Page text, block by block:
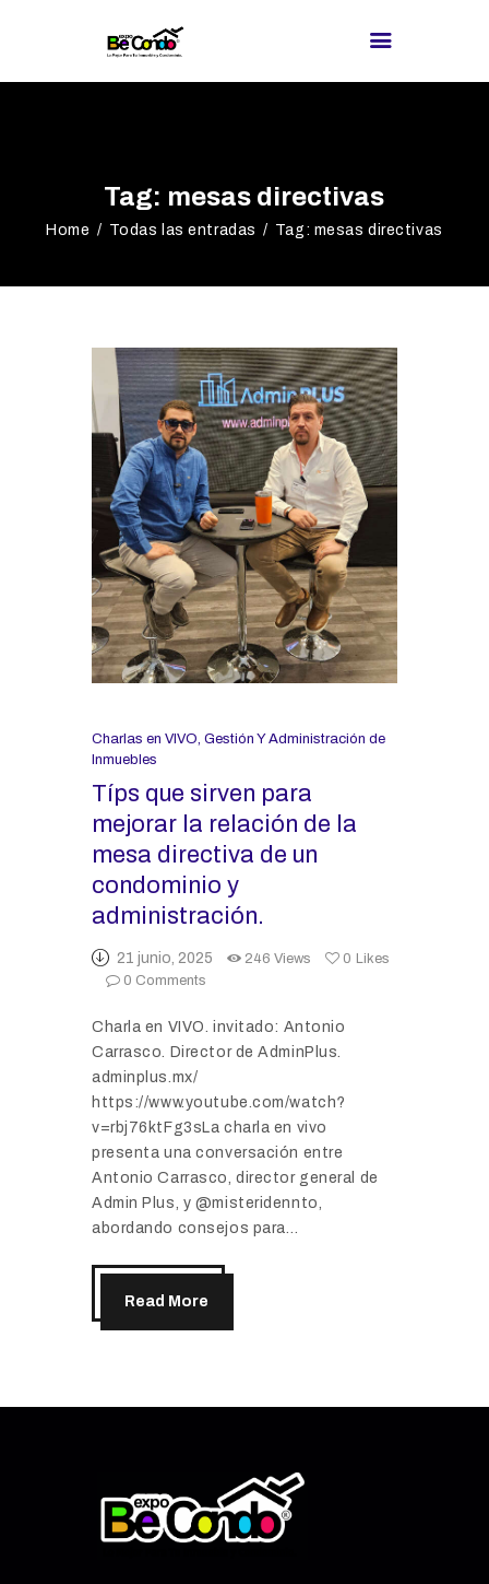
Tag: mesas directivas
Home Todas las entradas Tag: mesas directivas
PROVEEDORES
¿BUSCAS
BLOG
REDES
Charlas en VIVO, Gestión Y Administración de
Inmuebles
Típs que sirven para
mejorar la relación de la
mesa directiva de un
condominio y
administración.
21 junio, 2025 246 Views 0 Likes
0 Comments
Charla en VIVO. invitado: Antonio
Carrasco. Director de AdminPlus.
adminplus.mx/
https://www.youtube.com/watch?
v=rbj76ktFg3sLa charla en vivo
presenta una conversación entre
Antonio Carrasco, director general de
Admin Plus, y @misteridennto,
abordando consejos para…
Read More